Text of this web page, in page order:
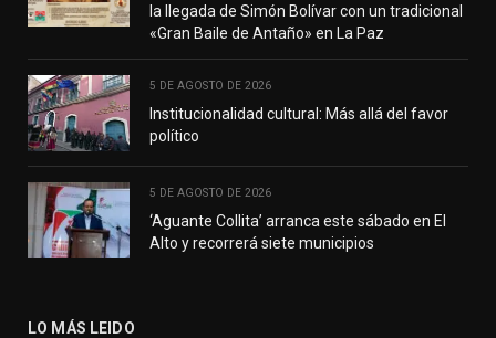
la llegada de Simón Bolívar con un tradicional
«Gran Baile de Antaño» en La Paz
5 DE AGOSTO DE 2026
Institucionalidad cultural: Más allá del favor
político
5 DE AGOSTO DE 2026
‘Aguante Collita’ arranca este sábado en El
Alto y recorrerá siete municipios
LO MÁS LEIDO